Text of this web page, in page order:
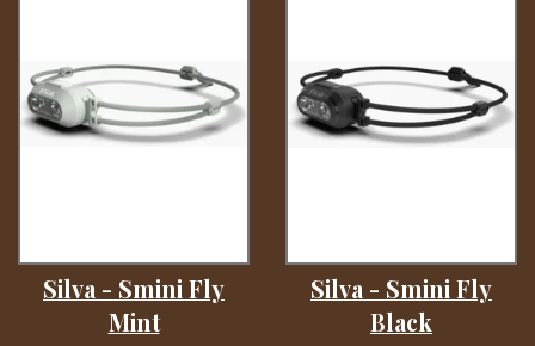
Silva - Smini Fly
Mint
Silva - Smini Fly
Black